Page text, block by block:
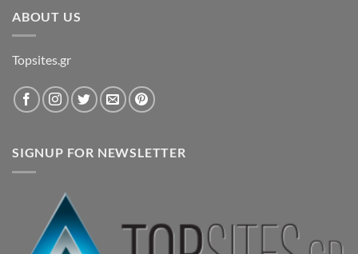
ABOUT US
Topsites.gr
SIGNUP FOR NEWSLETTER